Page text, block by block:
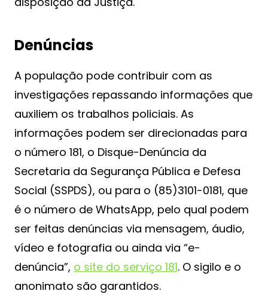
Denúncias
A população pode contribuir com as
investigações repassando informações que
auxiliem os trabalhos policiais. As
informações podem ser direcionadas para
o número 181, o Disque-Denúncia da
Secretaria da Segurança Pública e Defesa
Social (SSPDS), ou para o (85)3101-0181, que
é o número de WhatsApp, pelo qual podem
ser feitas denúncias via mensagem, áudio,
vídeo e fotografia ou ainda via “e-
denúncia”, o site do serviço 181. O sigilo e o
anonimato são garantidos.